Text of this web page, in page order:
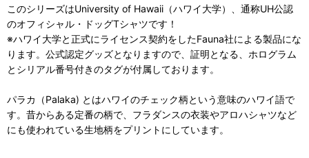
このシリーズはUniversity of Hawaii（ハワイ大学）、通称UH公認
のオフィシャル・ドッグTシャツです！
※ハワイ大学と正式にライセンス契約をしたFauna社による製品にな
ります。公式認定グッズとなりますので、証明となる、ホログラム
とシリアル番号付きのタグが付属しております。
パラカ（Palaka) とはハワイのチェック柄という意味のハワイ語で
す。昔からある定番の柄で、フラダンスの衣装やアロハシャツなど
にも使われている生地柄をプリントにしています。